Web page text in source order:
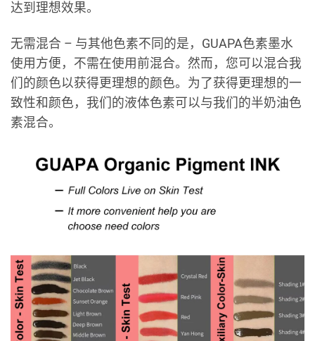
达到理想效果。
无需混合 – 与其他色素不同的是，GUAPA色素墨水
使用方便，不需在使用前混合。然而，您可以混合我
们的颜色以获得更理想的颜色。为了获得更理想的一
致性和颜色，我们的液体色素可以与我们的半奶油色
素混合。